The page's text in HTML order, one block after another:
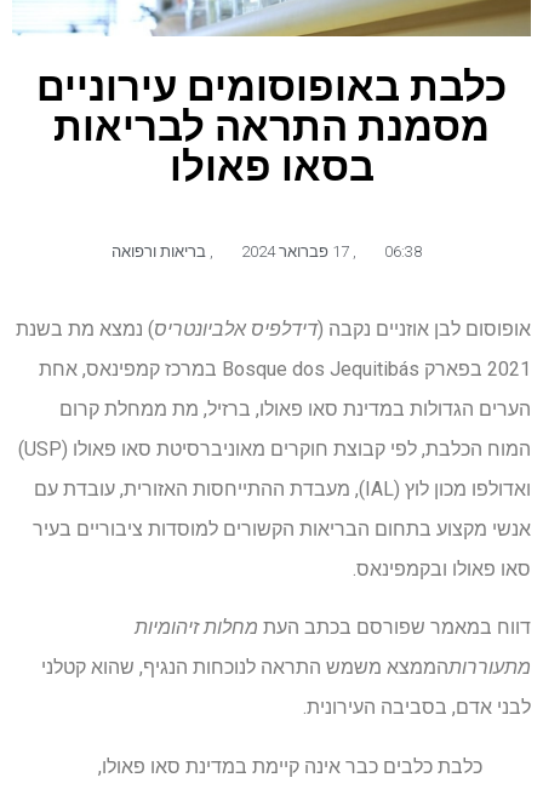
כלבת באופוסומים עירוניים
מסמנת התראה לבריאות
בסאו פאולו
06:38 בריאות ורפואה
אופוסום לבן אוזניים נקבה (דידלפיס אלביונטריס) נמצא מת בשנת
2021 בפארק Bosque dos Jequitibás במרכז קמפינאס, אחת
הערים הגדולות במדינת סאו פאולו, ברזיל, מת ממחלת קרום
המוח הכלבת, לפי קבוצת חוקרים מאוניברסיטת סאו פאולו (USP)
ואדולפו מכון לוץ (IAL), מעבדת ההתייחסות האזורית, עובדת עם
אנשי מקצוע בתחום הבריאות הקשורים למוסדות ציבוריים בעיר
סאו פאולו ובקמפינאס.
דווח במאמר שפורסם בכתב העת מחלות זיהומיות
מתעוררותהממצא משמש התראה לנוכחות הנגיף, שהוא קטלני
לבני אדם, בסביבה העירונית.
כלבת כלבים כבר אינה קיימת במדינת סאו פאולו,